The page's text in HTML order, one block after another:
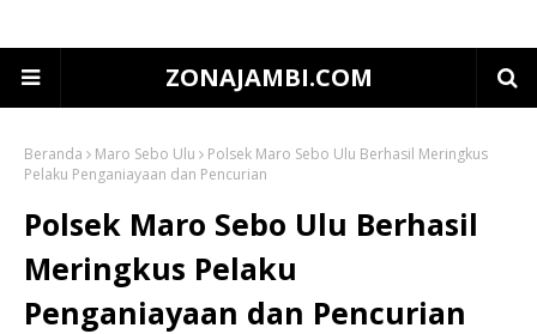
ZONAJAMBI.COM
Beranda Maro Sebo Ulu
Polsek Maro Sebo Ulu Berhasil Meringkus
Pelaku Penganiayaan dan Pencurian
Polsek Maro Sebo Ulu Berhasil
Meringkus Pelaku
Penganiayaan dan Pencurian